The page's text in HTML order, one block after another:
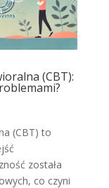
(CBT):
(CBT) to
została
co czyni